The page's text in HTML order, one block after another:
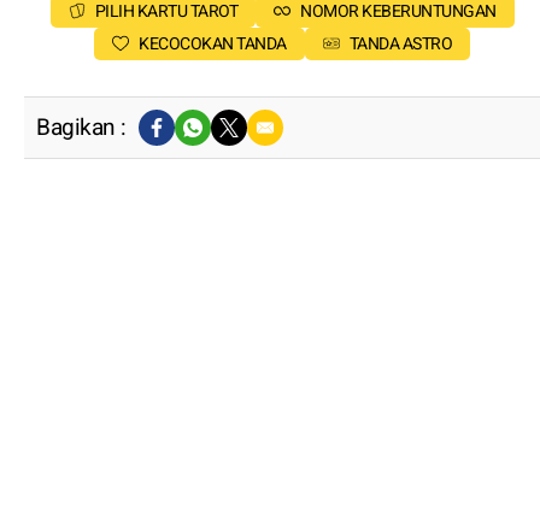
PILIH KARTU TAROT
NOMOR KEBERUNTUNGAN
KECOCOKAN TANDA
TANDA ASTRO
Bagikan :